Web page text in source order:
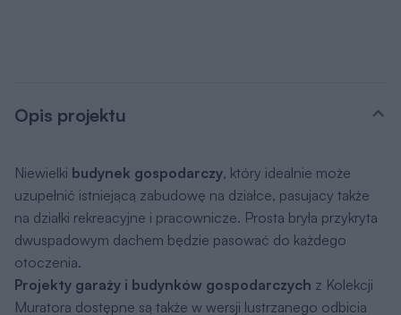
Opis projektu
Niewielki budynek gospodarczy, który idealnie może
uzupełnić istniejącą zabudowę na działce, pasujacy także
na działki rekreacyjne i pracownicze. Prosta bryła przykryta
dwuspadowym dachem będzie pasować do każdego
otoczenia.
Projekty garaży i budynków gospodarczych z Kolekcji
Muratora dostępne są także w wersji lustrzanego odbicia